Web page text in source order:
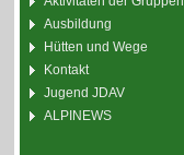
Ausbildung
Hütten und Wege
Kontakt
Jugend JDAV
ALPINEWS